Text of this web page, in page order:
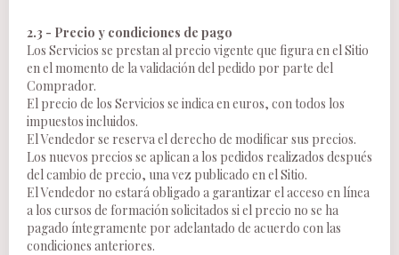
2.3 - Precio y condiciones de pago
Los Servicios se prestan al precio vigente que figura en el Sitio
en el momento de la validación del pedido por parte del
Comprador.
El precio de los Servicios se indica en euros, con todos los
impuestos incluidos.
El Vendedor se reserva el derecho de modificar sus precios.
Los nuevos precios se aplican a los pedidos realizados después
del cambio de precio, una vez publicado en el Sitio.
El Vendedor no estará obligado a garantizar el acceso en línea
a los cursos de formación solicitados si el precio no se ha
pagado íntegramente por adelantado de acuerdo con las
condiciones anteriores.